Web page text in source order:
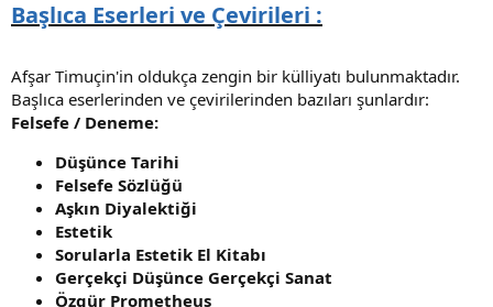
Başlıca Eserleri ve Çevirileri :
Afşar Timuçin'in oldukça zengin bir külliyatı bulunmaktadır.
Başlıca eserlerinden ve çevirilerinden bazıları şunlardır:
Felsefe / Deneme:
Düşünce Tarihi
Felsefe Sözlüğü
Aşkın Diyalektiği
Estetik
Sorularla Estetik El Kitabı
Gerçekçi Düşünce Gerçekçi Sanat
Özgür Prometheus